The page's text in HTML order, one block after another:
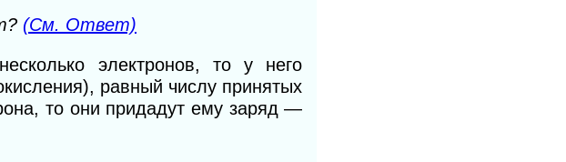
(См. Ответ)
электронов, то у него
равный числу принятых
то они придадут ему заряд —